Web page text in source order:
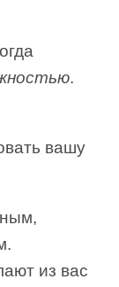
.
вашу
из вас